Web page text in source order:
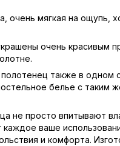
очень мягкая на ощупь,
очень красивым
полотенец также в одном
белье с таким
не просто впитывают
ваше
и комфорта.